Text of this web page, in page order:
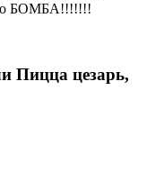
БОМБА!!!!!!!
Пицца цезарь,